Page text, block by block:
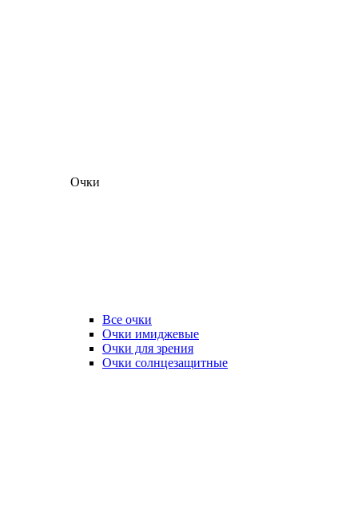
Очки
Все очки
Очки имиджевые
Очки для зрения
Очки солнцезащитные